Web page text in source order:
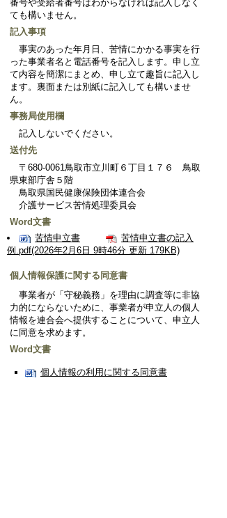
番号や受給者番号はわからなければ記入しなく
ても構いません。
記入事項
事実のあった年月日、苦情にかかる事実を行
った事業者名と電話番号を記入します。申し立
て内容を簡潔にまとめ、申し立て趣旨に記入し
ます。裏面または別紙に記入しても構いませ
ん。
事務局使用欄
記入しないでください。
送付先
〒680-0061鳥取市立川町６丁目１７６ 鳥取
県東部庁舎５階
鳥取県国民健康保険団体連合会
介護サービス苦情処理委員会
Word文書
苦情申立書
苦情申立書の記入
例.pdf(2026年2月6日 9時46分 更新 179KB)
個人情報保護に関する同意書
事業者が「守秘義務」を理由に調査等に非協
力的にならないために、事業者が申立人の個人
情報を連合会へ提供することについて、申立人
に同意を求めます。
Word文書
個人情報の利用に関する同意書